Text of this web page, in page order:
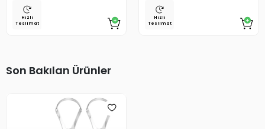
Hızlı
Teslimat
Hızlı
Teslimat
Son Bakılan Ürünler